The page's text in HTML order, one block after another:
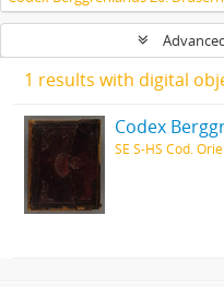
1 results with digital
SE S-HS Cod.